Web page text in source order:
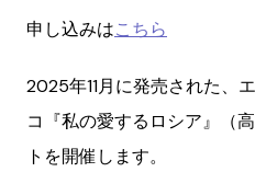
申し込みはこちら
2025年11月に発売された、
コ『私の愛するロシア』（
トを開催します。